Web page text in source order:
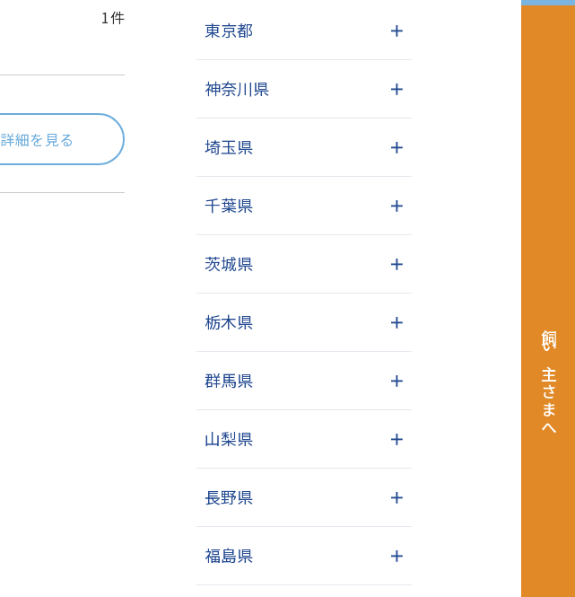
飼い主さまへ
1件
詳細を見る
東京都 ＋
神奈川県 ＋
埼玉県 ＋
千葉県 ＋
茨城県 ＋
栃木県 ＋
群馬県 ＋
山梨県 ＋
長野県 ＋
福島県 ＋